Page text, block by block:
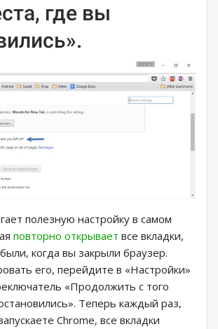
где вы
полезную настройку в самом
повторно открывает все вкладки,
когда вы закрыли браузер.
его, перейдите в «Настройки»
«Продолжить с того
Теперь каждый раз,
Chrome, все вкладки